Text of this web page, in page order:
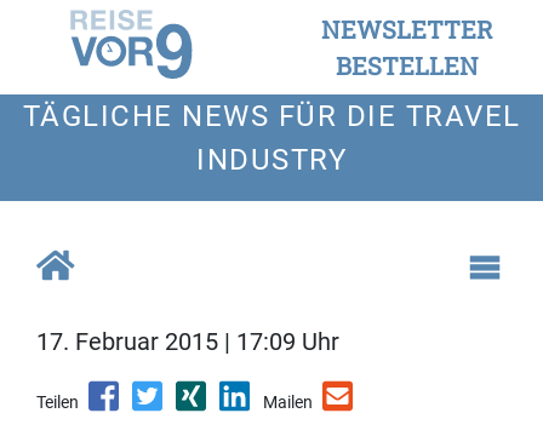
NEWSLETTER
BESTELLEN
TÄGLICHE NEWS FÜR DIE TRAVEL
INDUSTRY
17. Februar 2015 | 17:09 Uhr
Teilen Mailen